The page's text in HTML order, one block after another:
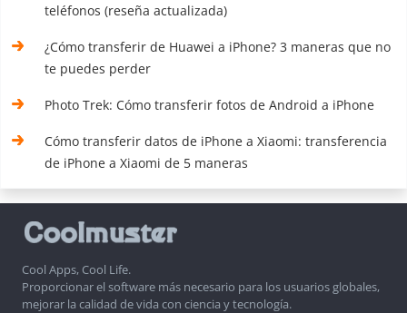
teléfonos (reseña actualizada)
¿Cómo transferir de Huawei a iPhone? 3 maneras que no
te puedes perder
Photo Trek: Cómo transferir fotos de Android a iPhone
Cómo transferir datos de iPhone a Xiaomi: transferencia
de iPhone a Xiaomi de 5 maneras
Cool Apps, Cool Life.
Proporcionar el software más necesario para los usuarios globales,
mejorar la calidad de vida con ciencia y tecnología.